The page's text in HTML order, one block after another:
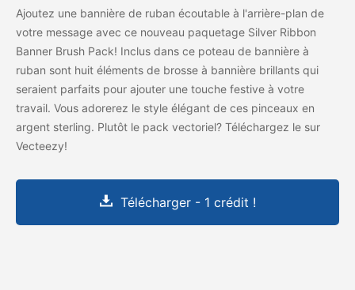
Ajoutez une bannière de ruban écoutable à l'arrière-plan de
votre message avec ce nouveau paquetage Silver Ribbon
Banner Brush Pack! Inclus dans ce poteau de bannière à
ruban sont huit éléments de brosse à bannière brillants qui
seraient parfaits pour ajouter une touche festive à votre
travail. Vous adorerez le style élégant de ces pinceaux en
argent sterling. Plutôt le pack vectoriel? Téléchargez le sur
Vecteezy!
Télécharger - 1 crédit !